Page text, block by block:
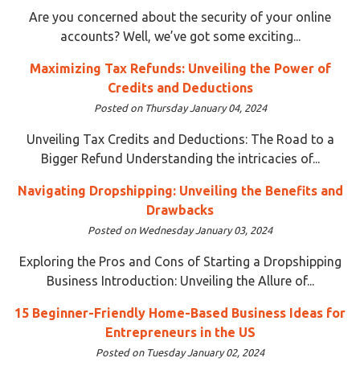
Are you concerned about the security of your online
accounts? Well, we’ve got some exciting...
Maximizing Tax Refunds: Unveiling the Power of
Credits and Deductions
Posted on Thursday January 04, 2024
Unveiling Tax Credits and Deductions: The Road to a
Bigger Refund Understanding the intricacies of...
Navigating Dropshipping: Unveiling the Benefits and
Drawbacks
Posted on Wednesday January 03, 2024
Exploring the Pros and Cons of Starting a Dropshipping
Business Introduction: Unveiling the Allure of...
15 Beginner-Friendly Home-Based Business Ideas for
Entrepreneurs in the US
Posted on Tuesday January 02, 2024